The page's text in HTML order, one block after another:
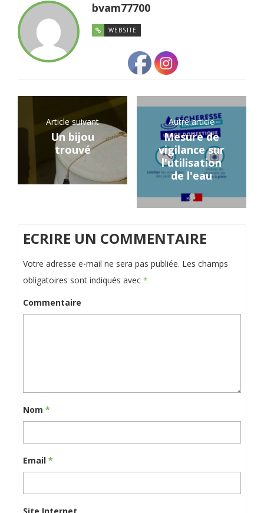
bvam77700
WEBSITE
Article suivant
Un bijou
trouvé
Autre article
Mesure de
vigilance sur
l'utilisation
de l'eau
ECRIRE UN COMMENTAIRE
Votre adresse e-mail ne sera pas publiée. Les champs
obligatoires sont indiqués avec *
Commentaire
Nom *
Email *